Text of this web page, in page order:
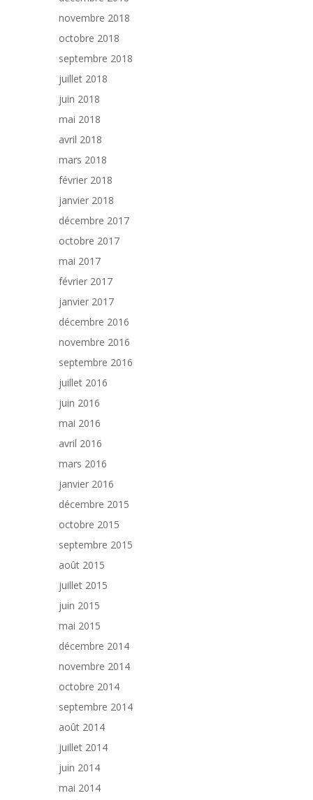
novembre 2018
octobre 2018
septembre 2018
juillet 2018
juin 2018
mai 2018
avril 2018
mars 2018
février 2018
janvier 2018
décembre 2017
octobre 2017
mai 2017
février 2017
janvier 2017
décembre 2016
novembre 2016
septembre 2016
juillet 2016
juin 2016
mai 2016
avril 2016
mars 2016
janvier 2016
décembre 2015
octobre 2015
septembre 2015
août 2015
juillet 2015
juin 2015
mai 2015
décembre 2014
novembre 2014
octobre 2014
septembre 2014
août 2014
juillet 2014
juin 2014
mai 2014